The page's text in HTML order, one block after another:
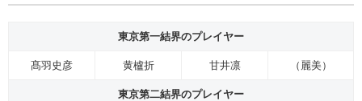
東京第一結界のプレイヤー
髙羽史彦 黄櫨折 甘井凛 （麗美）
東京第二結界のプレイヤー